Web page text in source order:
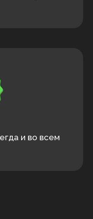
и во всем